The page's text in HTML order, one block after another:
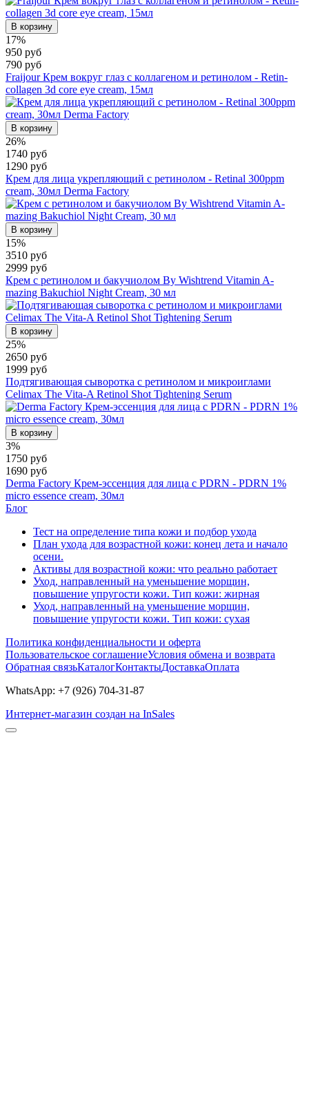
В корзину
17%
950 руб
790 руб
Fraijour Крем вокруг глаз с коллагеном и ретинолом - Retin-
collagen 3d core eye cream, 15мл
В корзину
26%
1740 руб
1290 руб
Крем для лица укрепляющий с ретинолом - Retinal 300ppm
cream, 30мл Derma Factory
В корзину
15%
3510 руб
2999 руб
Крем с ретинолом и бакучиолом By Wishtrend Vitamin A-
mazing Bakuchiol Night Cream, 30 мл
В корзину
25%
2650 руб
1999 руб
Подтягивающая сыворотка с ретинолом и микроиглами
Celimax The Vita-A Retinol Shot Tightening Serum
В корзину
3%
1750 руб
1690 руб
Derma Factory Крем-эссенция для лица с PDRN - PDRN 1%
micro essence cream, 30мл
Блог
Тест на определение типа кожи и подбор ухода
План ухода для возрастной кожи: конец лета и начало
осени.
Активы для возрастной кожи: что реально работает
Уход, направленный на уменьшение морщин,
повышение упругости кожи. Тип кожи: жирная
Уход, направленный на уменьшение морщин,
повышение упругости кожи. Тип кожи: сухая
Политика конфиденциальности и оферта
Пользовательское соглашениеУсловия обмена и возврата
Обратная связьКаталогКонтактыДоставкаОплата
WhatsApp: +7 (926) 704-31-87
Интернет-магазин создан на InSales